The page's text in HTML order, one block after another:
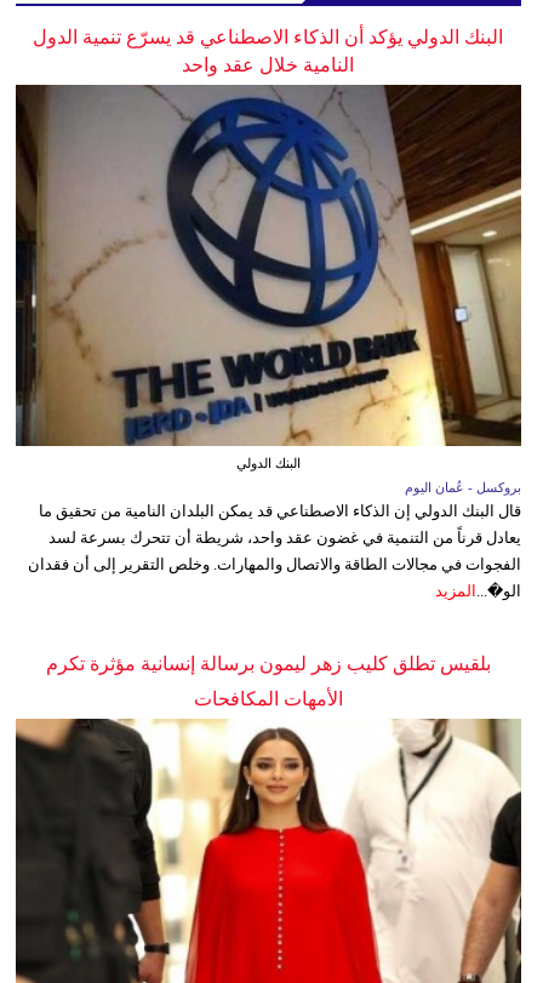
البنك الدولي يؤكد أن الذكاء الاصطناعي قد يسرّع تنمية الدول
النامية خلال عقد واحد
البنك الدولي
بروكسل - عُمان اليوم
قال البنك الدولي إن الذكاء الاصطناعي قد يمكن البلدان النامية من تحقيق ما
يعادل قرناً من التنمية في غضون عقد واحد، شريطة أن تتحرك بسرعة لسد
الفجوات في مجالات الطاقة والاتصال والمهارات. وخلص التقرير إلى أن فقدان
الو�...
المزيد
بلقيس تطلق كليب زهر ليمون برسالة إنسانية مؤثرة تكرم
الأمهات المكافحات